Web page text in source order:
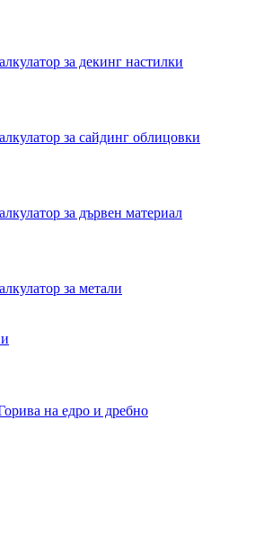
за декинг настилки
за сайдинг облицовки
за дървен материал
за метали
на едро и дребно